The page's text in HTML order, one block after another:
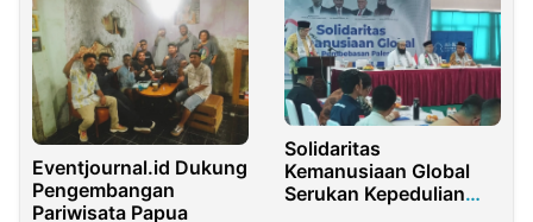
Eventjournal.id Dukung
Pengembangan
Pariwisata Papua
Solidaritas
Kemanusiaan Global
Serukan Kepedulian